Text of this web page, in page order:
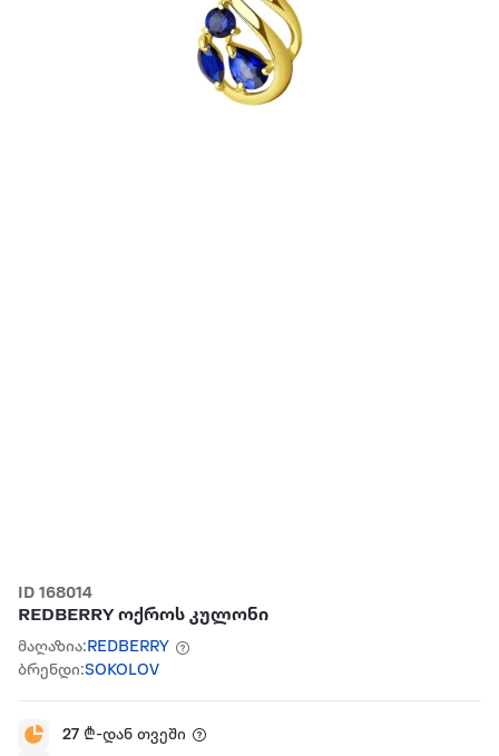
ID 168014
REDBERRY ოქროს კულონი
მაღაზია:REDBERRY
ბრენდი:SOKOLOV
27 ₾-დან თვეში